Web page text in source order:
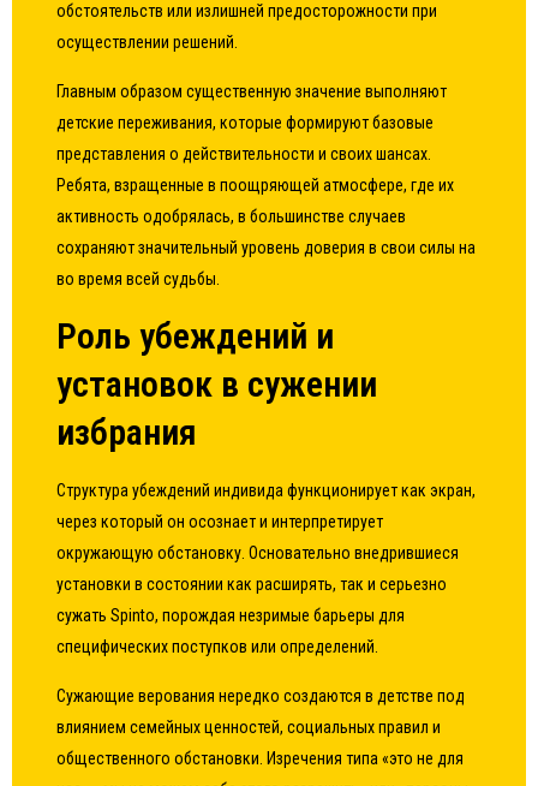
обстоятельств или излишней предосторожности при
осуществлении решений.
Главным образом существенную значение выполняют
детские переживания, которые формируют базовые
представления о действительности и своих шансах.
Ребята, взращенные в поощряющей атмосфере, где их
активность одобрялась, в большинстве случаев
сохраняют значительный уровень доверия в свои силы на
во время всей судьбы.
Роль убеждений и
установок в сужении
избрания
Структура убеждений индивида функционирует как экран,
через который он осознает и интерпретирует
окружающую обстановку. Основательно внедрившиеся
установки в состоянии как расширять, так и серьезно
сужать Spinto, порождая незримые барьеры для
специфических поступков или определений.
Сужающие верования нередко создаются в детстве под
влиянием семейных ценностей, социальных правил и
общественного обстановки. Изречения типа «это не для